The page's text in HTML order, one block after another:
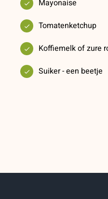
Mayonaise
Tomatenketchup
Koffiemelk of zure
Suiker - een beetje